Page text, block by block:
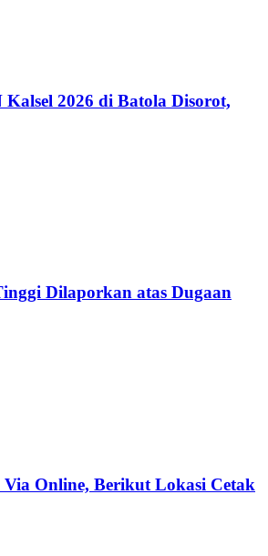
2026 di Batola Disorot,
Dilaporkan atas Dugaan
Online, Berikut Lokasi Cetak